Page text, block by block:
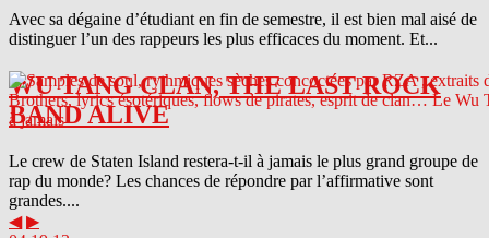
Avec sa dégaine d’étudiant en fin de semestre, il est bien mal aisé de
distinguer l’un des rappeurs les plus efficaces du moment. Et...
WU TANG CLAN, THE LAST ROCK
BAND ALIVE
Le crew de Staten Island restera-t-il à jamais le plus grand groupe de
rap du monde? Les chances de répondre par l’affirmative sont
grandes....
◀ ▶